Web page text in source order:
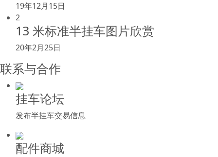
19年12月15日
2
13 米标准半挂车图片欣赏
20年2月25日
联系与合作
挂车论坛
发布半挂车交易信息
配件商城